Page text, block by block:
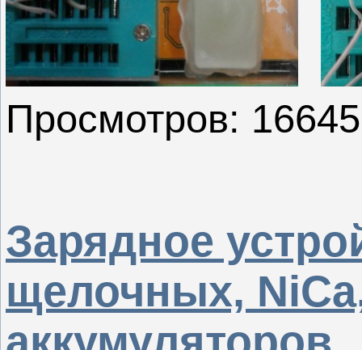
Просмотров: 16645
Зарядное
щелочных,